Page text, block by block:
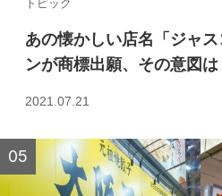
トピック
あの懐かしい店名「ジャ
ンが商標出願、その意図は
2021.07.21